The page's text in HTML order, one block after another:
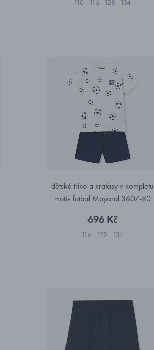
110 116 128 134
dětské triko a kraťasy v kompletu
motiv fotbal Mayoral 3607-80
696 Kč
116 122 134